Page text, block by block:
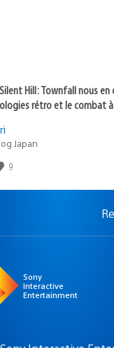
Hill: Townfall nous en
rétro et le combat
Japan
9
Sony
Interactive
Entertainment